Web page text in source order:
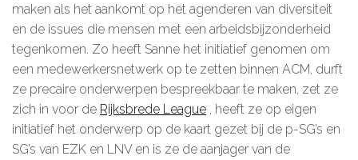
In jouw organisatie
De beweging in cijfers
De kalender
maken als het aankomt op het agenderen van diversiteit
en de issues die mensen met een arbeidsbijzonderheid
tegenkomen. Zo heeft Sanne het initiatief genomen om
een medewerkersnetwerk op te zetten binnen ACM, durft
ze precaire onderwerpen bespreekbaar te maken, zet ze
zich in voor de Rijksbrede League , heeft ze op eigen
initiatief het onderwerp op de kaart gezet bij de p-SG’s en
SG’s van EZK en LNV en is ze de aanjager van de